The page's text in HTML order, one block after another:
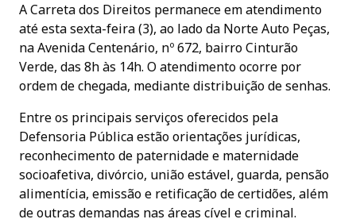
A Carreta dos Direitos permanece em atendimento
até esta sexta-feira (3), ao lado da Norte Auto Peças,
na Avenida Centenário, nº 672, bairro Cinturão
Verde, das 8h às 14h. O atendimento ocorre por
ordem de chegada, mediante distribuição de senhas.
Entre os principais serviços oferecidos pela
Defensoria Pública estão orientações jurídicas,
reconhecimento de paternidade e maternidade
socioafetiva, divórcio, união estável, guarda, pensão
alimentícia, emissão e retificação de certidões, além
de outras demandas nas áreas cível e criminal.